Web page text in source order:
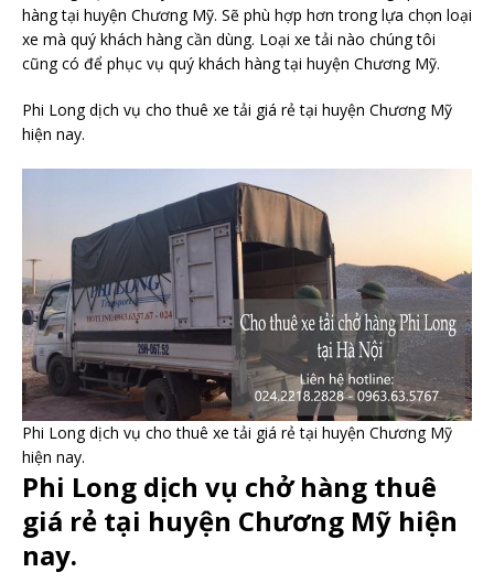
hàng tại huyện Chương Mỹ. Sẽ phù hợp hơn trong lựa chọn loại
xe mà quý khách hàng cần dùng. Loại xe tải nào chúng tôi
cũng có để phục vụ quý khách hàng tại huyện Chương Mỹ.
Phi Long dịch vụ cho thuê xe tải giá rẻ tại huyện Chương Mỹ
hiện nay.
Phi Long dịch vụ cho thuê xe tải giá rẻ tại huyện Chương Mỹ
hiện nay.
Phi Long dịch vụ chở hàng thuê
giá rẻ tại huyện Chương Mỹ hiện
nay.